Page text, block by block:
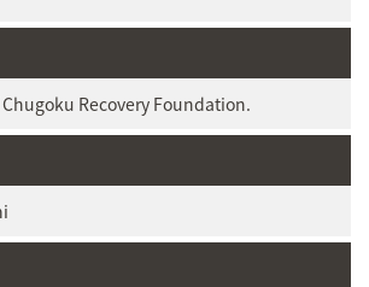
Recovery Foundation.